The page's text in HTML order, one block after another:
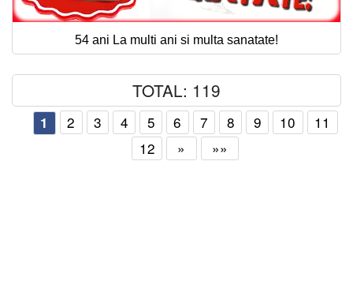
54 ani La multi ani si multa sanatate!
TOTAL: 119
1 2 3 4 5 6 7 8 9 10
11
12
» »»